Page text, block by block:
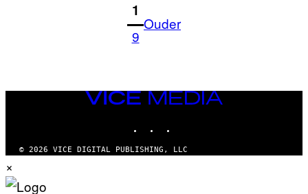
1
9
Ouder
VICE
© 2026 VICE DIGITAL PUBLISHING, LLC
×